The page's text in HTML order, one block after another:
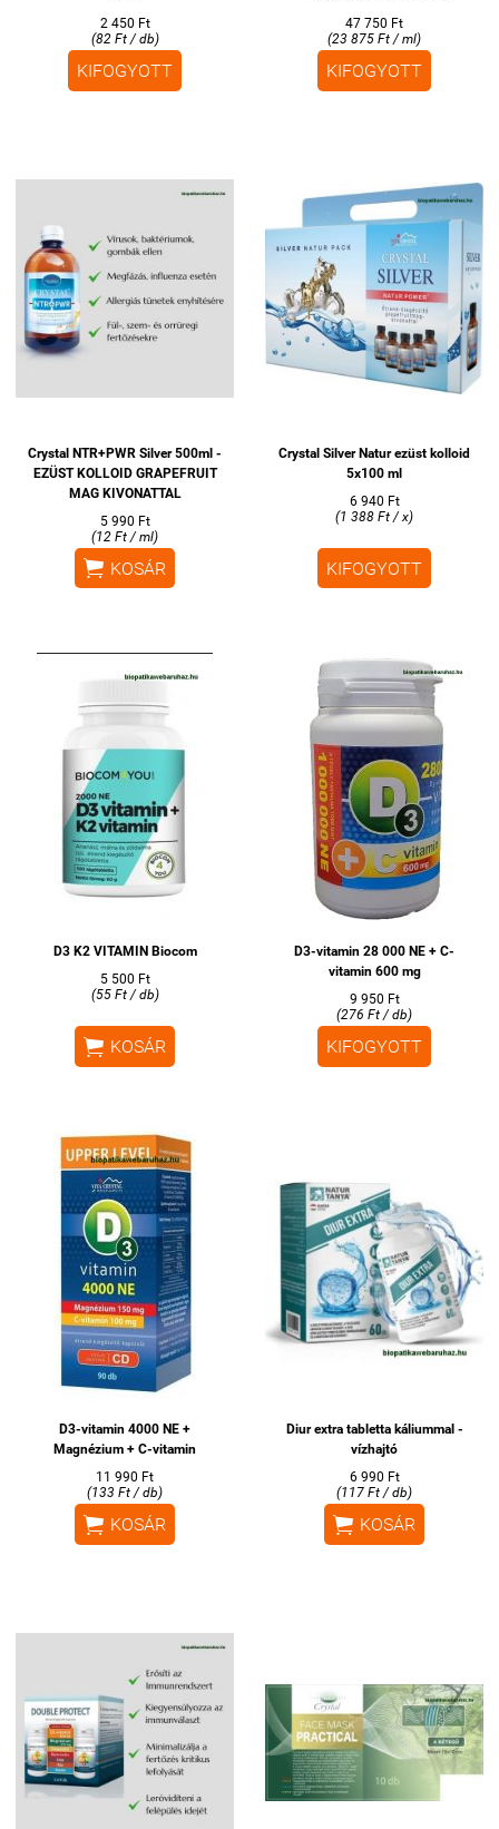
2 450 Ft
(82 Ft / db)
KIFOGYOTT
47 750 Ft
(23 875 Ft / ml)
KIFOGYOTT
Crystal NTR+PWR Silver 500ml -
EZÜST KOLLOID GRAPEFRUIT
MAG KIVONATTAL
5 990 Ft
(12 Ft / ml)
 KOSÁR
Crystal Silver Natur ezüst kolloid
5x100 ml
6 940 Ft
(1 388 Ft / x)
KIFOGYOTT
D3 K2 VITAMIN Biocom
5 500 Ft
(55 Ft / db)
 KOSÁR
D3-vitamin 28 000 NE + C-
vitamin 600 mg
9 950 Ft
(276 Ft / db)
KIFOGYOTT
D3-vitamin 4000 NE +
Magnézium + C-vitamin
11 990 Ft
(133 Ft / db)
 KOSÁR
Diur extra tabletta káliummal -
vízhajtó
6 990 Ft
(117 Ft / db)
 KOSÁR